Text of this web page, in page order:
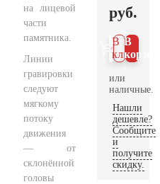
на лицевой
части
памятника.
Линии
гравировки
следуют
мягкому
потоку
движения
— от
склонённой
головы
руб.
В
В 1
клик
или
наличные.
Нашли
дешевле?
Сообщите
и
получите
скидку.